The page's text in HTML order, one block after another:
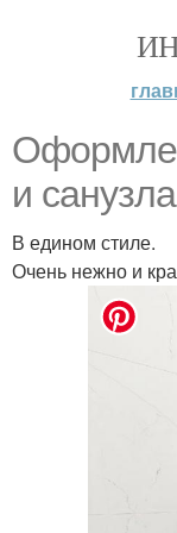
и
В едином стиле.
Очень нежно и